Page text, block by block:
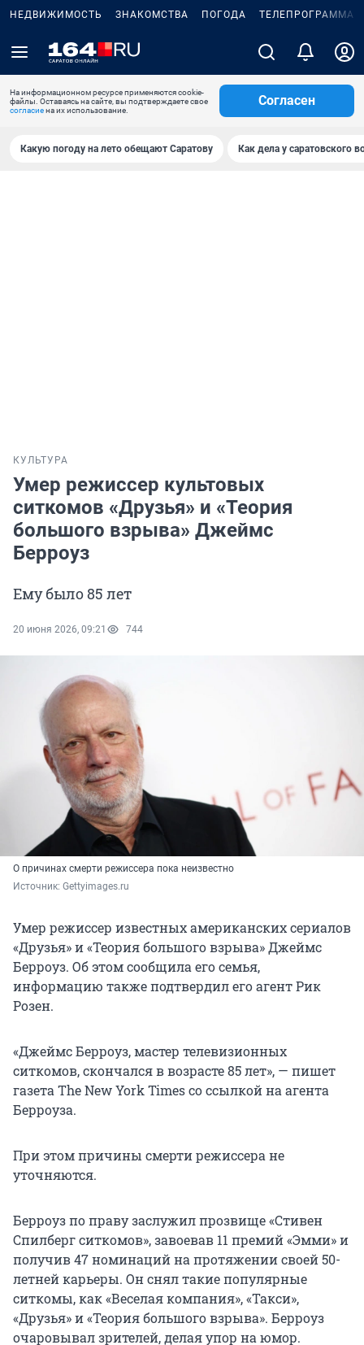
НЕДВИЖИМОСТЬ ЗНАКОМСТВА ПОГОДА ТЕЛЕПРОГРАММА
На информационном ресурсе применяются cookie-
файлы. Оставаясь на сайте, вы подтверждаете свое
согласиена их использование.
Согласен
Какую погоду на лето обещают Саратову Как дела у саратовского
КУЛЬТУРА
Умер режиссер культовых
ситкомов «Друзья» и «Теория
большого взрыва» Джеймс
Берроуз
Ему было 85 лет
20 июня 2026, 09:21 744
О причинах смерти режиссера пока неизвестно
Источник: Gettyimages.ru
Умер режиссер известных американских сериалов
«Друзья» и «Теория большого взрыва» Джеймс
Берроуз. Об этом сообщила его семья,
информацию также подтвердил его агент Рик
Розен.
«Джеймс Берроуз, мастер телевизионных
ситкомов, скончался в возрасте 85 лет», — пишет
газета The New York Times со ссылкой на агента
Берроуза.
При этом причины смерти режиссера не
уточняются.
Берроуз по праву заслужил прозвище «Стивен
Спилберг ситкомов», завоевав 11 премий «Эмми» и
получив 47 номинаций на протяжении своей 50-
летней карьеры. Он снял такие популярные
ситкомы, как «Веселая компания», «Такси»,
«Друзья» и «Теория большого взрыва». Берроуз
очаровывал зрителей, делая упор на юмор.